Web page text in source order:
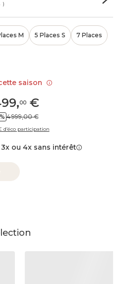
( + 10 couleurs disponibles )
M 5 Places S 7 Places
,00 €
4 999,00 €
d’éco participation
ou 4x sans intérêt